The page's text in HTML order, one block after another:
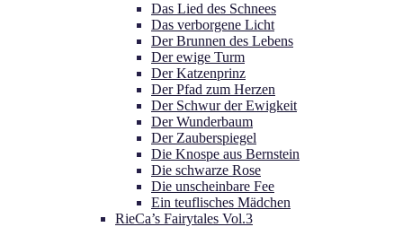
Das Lied des Schnees
Das verborgene Licht
Der Brunnen des Lebens
Der ewige Turm
Der Katzenprinz
Der Pfad zum Herzen
Der Schwur der Ewigkeit
Der Wunderbaum
Der Zauberspiegel
Die Knospe aus Bernstein
Die schwarze Rose
Die unscheinbare Fee
Ein teuflisches Mädchen
RieCa’s Fairytales Vol.3